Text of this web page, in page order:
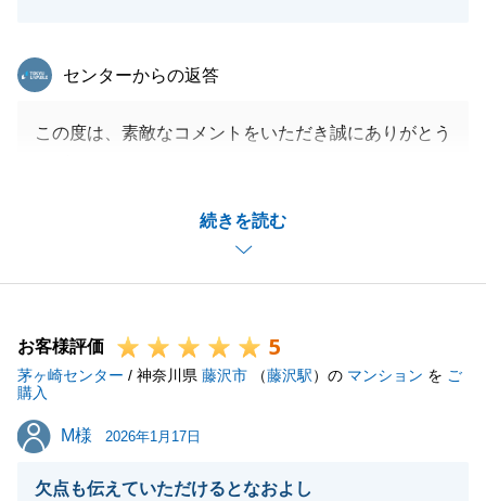
続きを読む
東急リバブル
センターからの返答
この度は、素敵なコメントをいただき誠にありがとう
しのお手伝いができたこと、大変光栄に存じます。
「誠実で安心感があった」とのお言葉は、私にとって
も何よりの励みとなります。
いつでもお気軽にご連絡下さい。
新生活が素晴らしいものとなるよう、心よりお祈り申
し上げます。
お客様評価 5
茅ヶ崎センター / 神奈川県 藤沢市 （藤沢駅）の マンション を ご
購入
M様
M様 2026年1月17日
欠点も伝えていただけるとなおよし